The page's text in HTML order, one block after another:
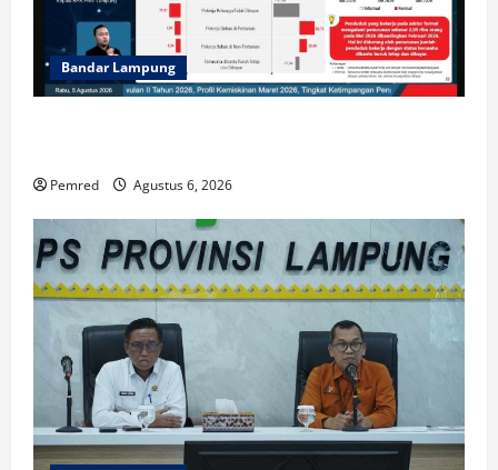
Bandar Lampung
Pemred Agustus 6, 2026